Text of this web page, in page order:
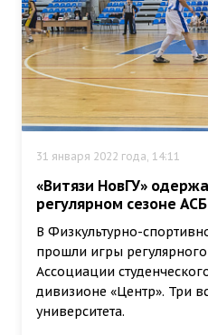
31 января 2022 года, 14:11
«Витязи НовГУ»
регулярном сезоне АСБ
В Физкультурно-
прошли игры
Ассоциации
дивизионе «Центр». Три
университета.